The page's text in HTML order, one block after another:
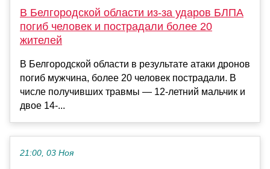
В Белгородской области из-за ударов БЛПА
погиб человек и пострадали более 20
жителей
В Белгородской области в результате атаки дронов
погиб мужчина, более 20 человек пострадали. В
числе получивших травмы — 12-летний мальчик и
двое 14-...
21:00, 03 Ноя